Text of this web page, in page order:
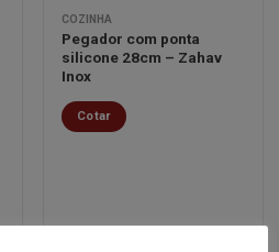
lista de
desejos
COZINHA
Pegador com ponta
silicone 28cm – Zahav
Inox
Cotar